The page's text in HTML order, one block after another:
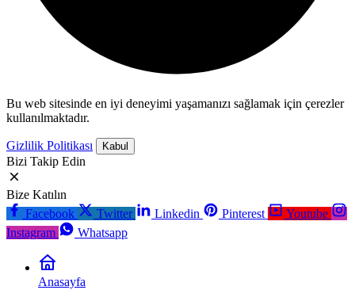
Bu web sitesinde en iyi deneyimi yaşamanızı sağlamak için çerezler
kullanılmaktadır.
Gizlilik Politikası Kabul
Bizi Takip Edin
Bize Katılın
Facebook
Twitter Linkedin Pinterest
Youtube
Instagram
Whatsapp
Anasayfa